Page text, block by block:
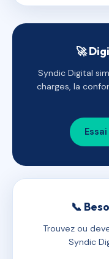
🚀
Syndic Digital
charges, la
📞
Trouvez ou
Syndic